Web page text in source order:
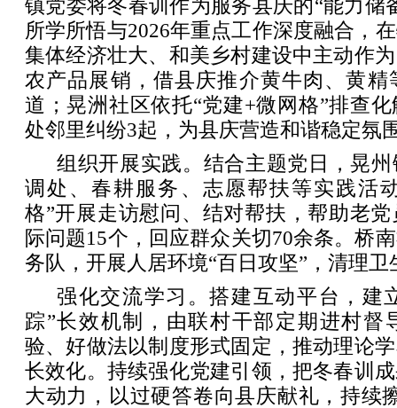
镇党委将冬春训作为服务县庆的“能力储
所学所悟与2026年重点工作深度融合，
集体经济壮大、和美乡村建设中主动作
农产品展销，借县庆推介黄牛肉、黄精
道；晃洲社区依托“党建+微网格”排查
处邻里纠纷3起，为县庆营造和谐稳定氛
组织开展实践。结合主题党日，晃
调处、春耕服务、志愿帮扶等实践活
格”开展走访慰问、结对帮扶，帮助老
际问题15个，回应群众关切70余条。桥
务队，开展人居环境“百日攻坚”，清理卫
强化交流学习。搭建互动平台，建
踪”长效机制，由联村干部定期进村督
验、好做法以制度形式固定，推动理论
长效化。持续强化党建引领，把冬春训
大动力，以过硬答卷向县庆献礼，持续